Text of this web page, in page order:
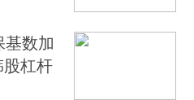
基数加
股杠杆